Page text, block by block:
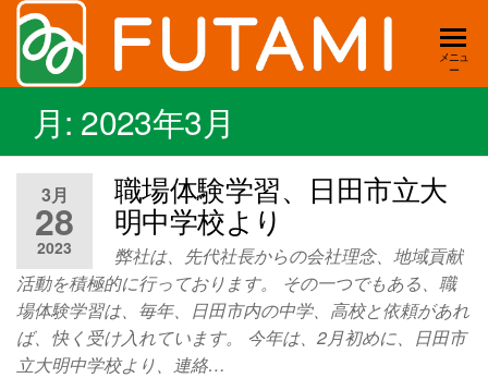
双美
工務
｜新
築・
リ
フ
ォー
ム・
築・
ム・
店舗
デザ
ン・
賃
貸・
土
地
メニュ
ー
月: 2023年3月
3月
28
2023
職場体験学習、日田市立大
明中学校より
弊社は、先代社長からの会社理念、地域貢献
活動を積極的に行っております。 その一つでもある、職
場体験学習は、毎年、日田市内の中学、高校と依頼があれ
ば、快く受け入れています。 今年は、2月初めに、日田市
立大明中学校より、連絡…